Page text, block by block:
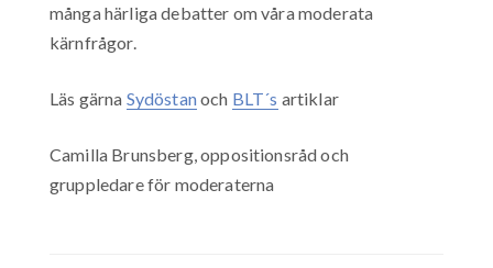
många härliga debatter om våra moderata
kärnfrågor.
Läs gärna Sydöstanoch BLT´s artiklar
Camilla Brunsberg, oppositionsråd och
gruppledare för moderaterna